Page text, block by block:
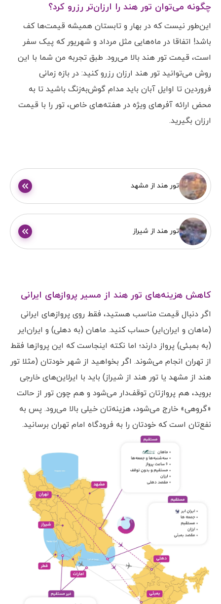
چگونه می‌توان تور هند را ارزان‌تر رزرو کرد؟
این‌طور نیست که در بهار و تابستان همیشه قیمت‌ها کف
باشد! اتفاقا در ماه‌هایی مثل مرداد و شهریور که پیک سفر
است، قیمت تور هند بالا می‌رود. طبق تجربه من شما با این
روش می‌توانید تور هند ارزان رزرو کنید: در بازه زمانی
فروردین تا اوایل آبان باید مدام گوش‌به‌زنگ باشید تا به
محض ارائه آفرهای ویژه در هفته‌های خاص، تور را با قیمت
ارزان بگیرید.
تور هند از مشهد
تور هند از شیراز
کاهش هزینه‌های تور هند از مسیر پروازهای ایرانی
اگر دنبال قیمت مناسب هستید، فقط روی پروازهای ایرانی
(ماهان و ایران‌ایر) حساب کنید. ماهان (به دهلی) و ایران‌ایر
(به بمبئی) پرواز دارند؛ اما نکته اینجاست که این پروازها فقط
از تهران انجام می‌شوند. اگر بخواهید از شهر خودتان (مثلا تور
هند از مشهد یا تور هند از شیراز) باید با ایرلاین‌های خارجی
بروید، هم پروازتان توقف‌دار می‌شود و هم چون تور از حالت
«گروهی» خارج می‌شود، هزینه‌تان خیلی بالا می‌رود. پس به
نفع‌تان است که خودتان را به فرودگاه امام تهران برسانید.